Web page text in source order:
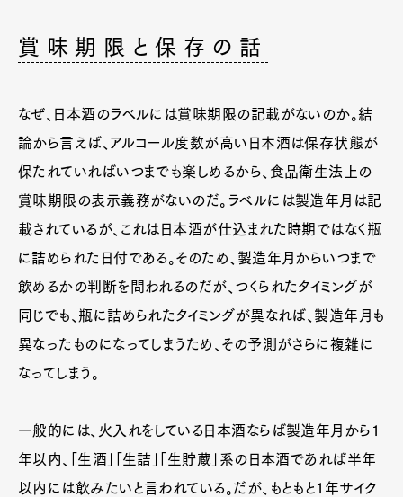
賞味期限と保存の話
なぜ、日本酒のラベルには賞味期限の記載がないのか。結
論から言えば、アルコール度数が高い日本酒は保存状態が
保たれていればいつまでも楽しめるから、食品衛生法上の
賞味期限の表示義務がないのだ。ラベルには製造年月は記
載されているが、これは日本酒が仕込まれた時期ではなく瓶
に詰められた日付である。そのため、製造年月からいつまで
飲めるかの判断を問われるのだが、つくられたタイミングが
同じでも、瓶に詰められたタイミングが異なれば、製造年月も
異なったものになってしまうため、その予測がさらに複雑に
なってしまう。
一般的には、火入れをしている日本酒ならば製造年月から1
年以内、「生酒」「生詰」「生貯蔵」系の日本酒であれば半年
以内には飲みたいと言われている。だが、もともと1年サイク